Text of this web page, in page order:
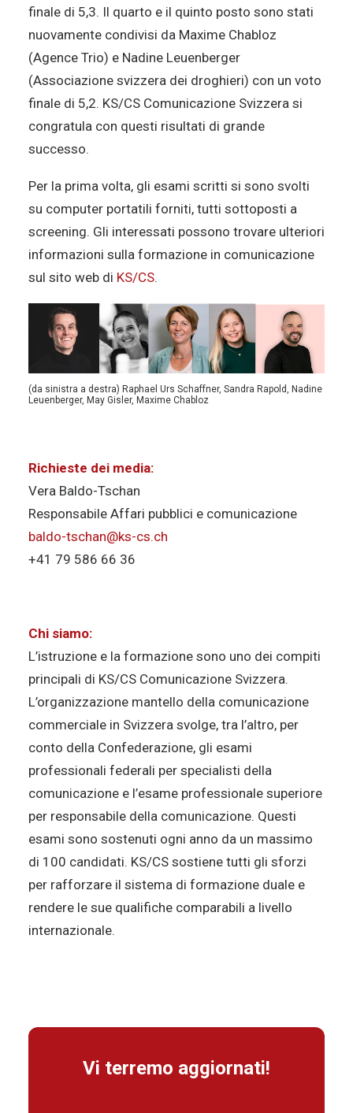
finale di 5,3. Il quarto e il quinto posto sono stati
nuovamente condivisi da Maxime Chabloz
(Agence Trio) e Nadine Leuenberger
(Associazione svizzera dei droghieri) con un voto
finale di 5,2. KS/CS Comunicazione Svizzera si
congratula con questi risultati di grande
successo.
Per la prima volta, gli esami scritti si sono svolti
su computer portatili forniti, tutti sottoposti a
screening. Gli interessati possono trovare ulteriori
informazioni sulla formazione in comunicazione
sul sito web di KS/CS.
(da sinistra a destra) Raphael Urs Schaffner, Sandra Rapold, Nadine
Leuenberger, May Gisler, Maxime Chabloz
Richieste dei media:
Vera Baldo-Tschan
Responsabile Affari pubblici e comunicazione
baldo-tschan@ks-cs.ch
+41 79 586 66 36
Chi siamo:
L’istruzione e la formazione sono uno dei compiti
principali di KS/CS Comunicazione Svizzera.
L’organizzazione mantello della comunicazione
commerciale in Svizzera svolge, tra l’altro, per
conto della Confederazione, gli esami
professionali federali per specialisti della
comunicazione e l’esame professionale superiore
per responsabile della comunicazione. Questi
esami sono sostenuti ogni anno da un massimo
di 100 candidati. KS/CS sostiene tutti gli sforzi
per rafforzare il sistema di formazione duale e
rendere le sue qualifiche comparabili a livello
internazionale.
Vi terremo aggiornati!